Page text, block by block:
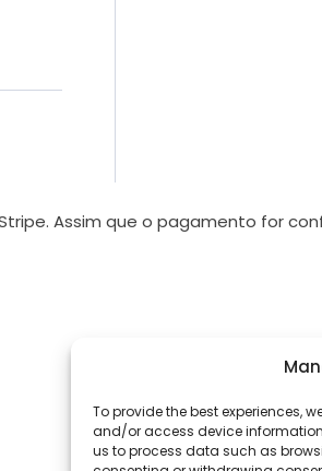
To provide the best experiences,
and/or access device
us to process data such as
Assim que o pagamento for